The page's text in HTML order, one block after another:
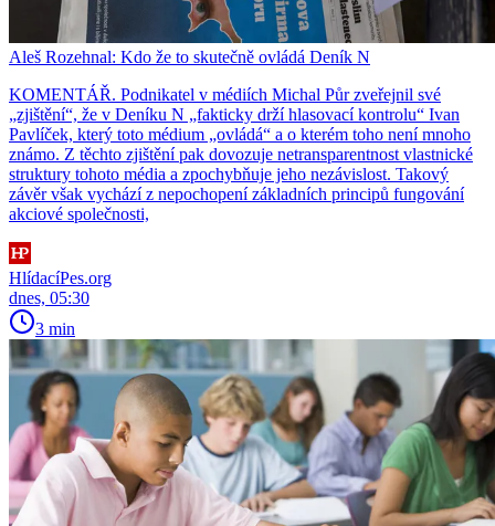
Aleš Rozehnal: Kdo že to skutečně ovládá Deník N
KOMENTÁŘ. Podnikatel v médiích Michal Půr zveřejnil své
„zjištění“, že v Deníku N „fakticky drží hlasovací kontrolu“ Ivan
Pavlíček, který toto médium „ovládá“ a o kterém toho není mnoho
známo. Z těchto zjištění pak dovozuje netransparentnost vlastnické
struktury tohoto média a zpochybňuje jeho nezávislost. Takový
závěr však vychází z nepochopení základních principů fungování
akciové společnosti,
HlídacíPes.org
dnes, 05:30
3 min